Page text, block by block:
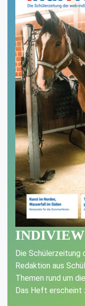
INDIVIEW
Die Schülerzeitung
Redaktion aus
Themen rund um
Das Heft erscheint